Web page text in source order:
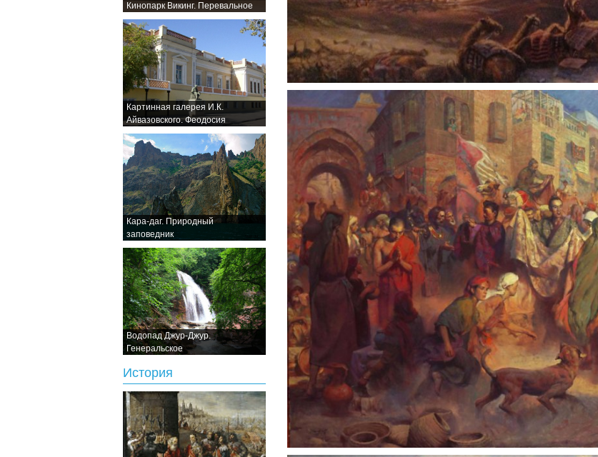
Кинопарк Викинг. Перевальное
Картинная галерея И.К.
Айвазовского. Феодосия
Кара-даг. Природный
заповедник
Водопад Джур-Джур.
Генеральское
История